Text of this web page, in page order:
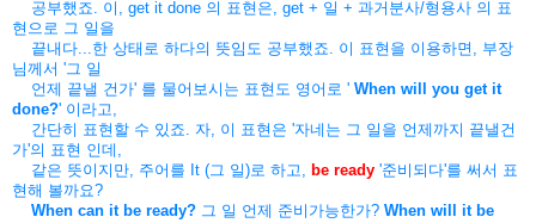
공부했죠. 이, get it done 의 표현은, get + 일 + 과거분사/형용사 의 표
현으로 그 일을
끝내다...한 상태로 하다의 뜻임도 공부했죠. 이 표현을 이용하면, 부장
님께서 '그 일
언제 끝낼 건가' 를 물어보시는 표현도 영어로 ' When will you get it
done?' 이라고,
간단히 표현할 수 있죠. 자, 이 표현은 '자네는 그 일을 언제까지 끝낼건
가'의 표현 인데,
같은 뜻이지만, 주어를 It (그 일)로 하고,
be ready '준비되다'를 써서 표
현해 볼까요?
When can it be ready? 그 일 언제 준비가능한가? When will it be